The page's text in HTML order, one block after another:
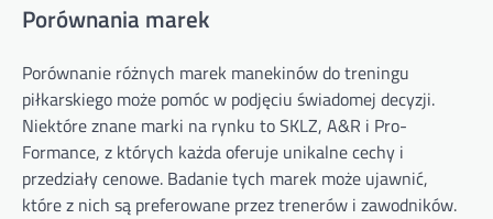
Porównania marek
Porównanie różnych marek manekinów do treningu
piłkarskiego może pomóc w podjęciu świadomej decyzji.
Niektóre znane marki na rynku to SKLZ, A&R i Pro-
Formance, z których każda oferuje unikalne cechy i
przedziały cenowe. Badanie tych marek może ujawnić,
które z nich są preferowane przez trenerów i zawodników.